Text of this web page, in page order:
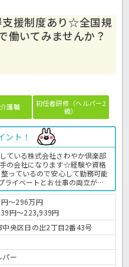
支援制度あり☆全国規
働いてみませんか？
護職
初任者研修（ヘルパー2
級）
ント！
ている株式会社さわやか倶楽部
の会社になります☆経験や資格
っているので安心して勤務可能
イベートとお仕事の両立が可
く勤務することも可能で、65歳
安心の職場です〇求人が気にな
ください！有料老人ホームでの
有料老人ホームの求人＞
～296万円
円～223,939円
中央区日の出2丁目2番43号
パー